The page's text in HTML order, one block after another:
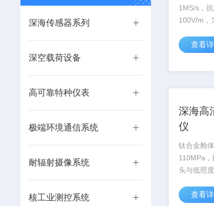
深海传感器系列
深空载荷设备
高可靠特种仪表
极端环境通信系统
耐辐射摄像系统
核工业测控系统
1MS/s，
100V/m，
查看
深海高
仪
钛合金舱
110MPa
头与低照
视化需求
查看